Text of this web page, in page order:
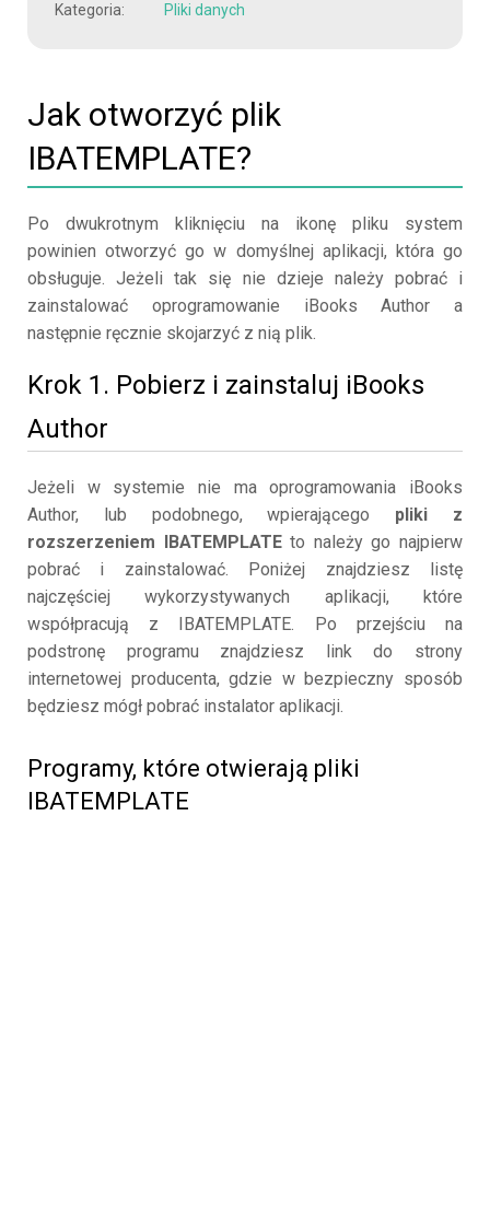
Kategoria: Pliki danych
Jak otworzyć plik
IBATEMPLATE?
Po dwukrotnym kliknięciu na ikonę pliku system
powinien otworzyć go w domyślnej aplikacji, która go
obsługuje. Jeżeli tak się nie dzieje należy pobrać i
zainstalować oprogramowanie iBooks Author a
następnie ręcznie skojarzyć z nią plik.
Krok 1. Pobierz i zainstaluj iBooks
Author
Jeżeli w systemie nie ma oprogramowania iBooks
Author, lub podobnego, wpierającego pliki z
rozszerzeniem IBATEMPLATEto należy go najpierw
pobrać i zainstalować. Poniżej znajdziesz listę
najczęściej wykorzystywanych aplikacji, które
współpracują z IBATEMPLATE. Po przejściu na
podstronę programu znajdziesz link do strony
internetowej producenta, gdzie w bezpieczny sposób
będziesz mógł pobrać instalator aplikacji.
Programy, które otwierają pliki
IBATEMPLATE